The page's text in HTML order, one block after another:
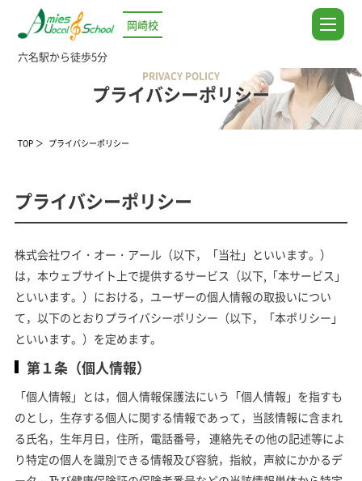
岡崎校
六名駅から徒歩5分
PRIVACY POLICY
プライバシーポリシー
TOP プライバシーポリシー
プライバシーポリシー
株式会社ワイ・オー・アール（以下，「当社」といいます。）
は，本ウェブサイト上で提供するサービス（以下,「本サービス」
といいます。）における，ユーザーの個人情報の取扱いについ
て，以下のとおりプライバシーポリシー（以下，「本ポリシー」
といいます。）を定めます。
第１条（個人情報）
「個人情報」とは，個人情報保護法にいう「個人情報」を指すも
のとし，生存する個人に関する情報であって，当該情報に含まれ
る氏名，生年月日，住所，電話番号， 連絡先その他の記述等によ
り特定の個人を識別できる情報及び容貌，指紋，声紋にかかるデ